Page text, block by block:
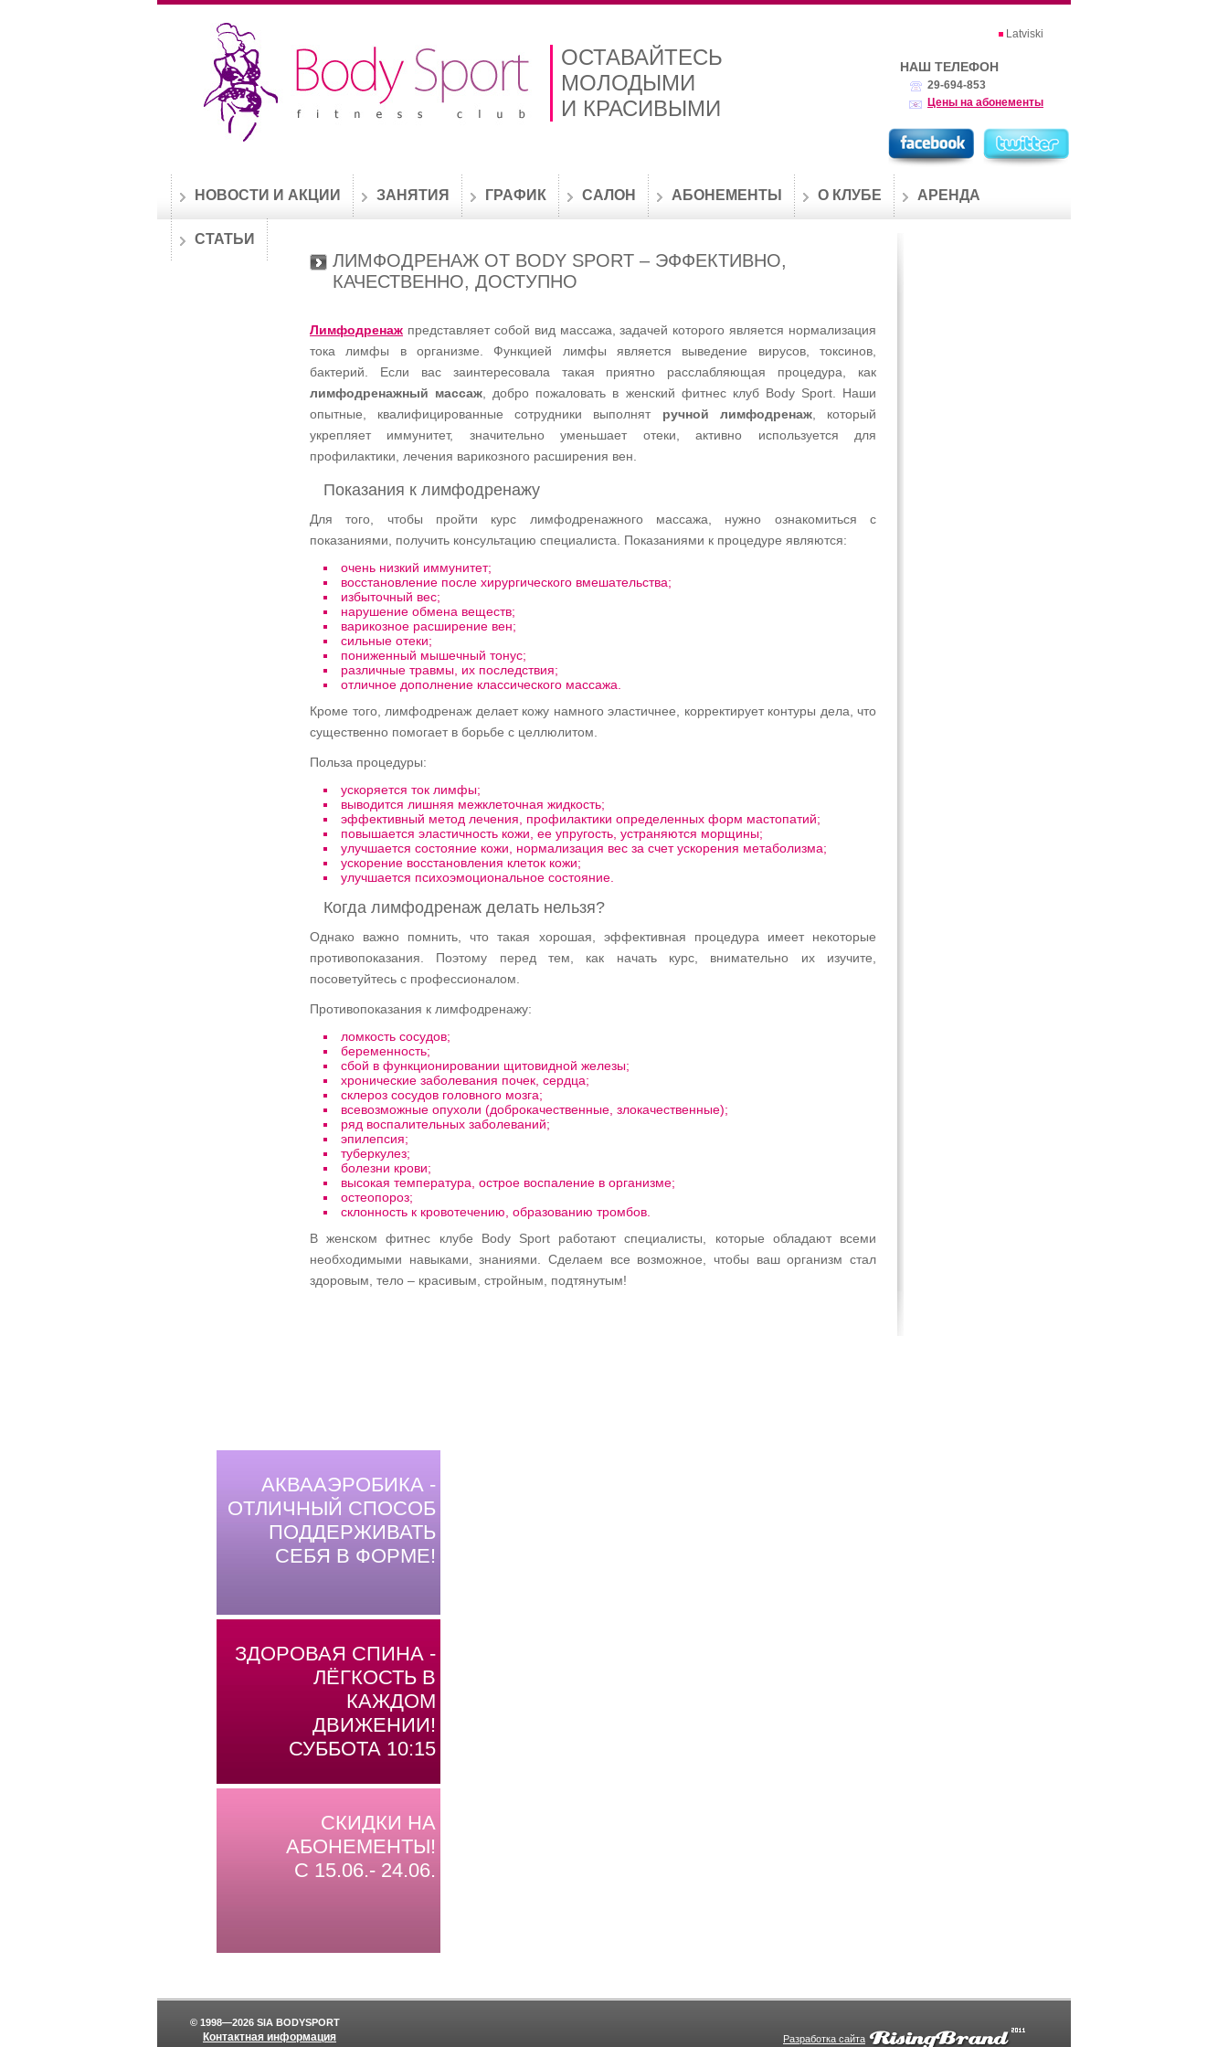
ОСТАВАЙТЕСЬ
МОЛОДЫМИ
И КРАСИВЫМИ
Latviski
НАШ ТЕЛЕФОН
29-694-853
Цены на абонементы
НОВОСТИ И АКЦИИ ЗАНЯТИЯ ГРАФИК САЛОН АБОНЕМЕНТЫ О КЛУБЕ АРЕНДА
СТАТЬИ
ЛИМФОДРЕНАЖ ОТ BODY SPORT – ЭФФЕКТИВНО,
КАЧЕСТВЕННО, ДОСТУПНО
Лимфодренаж представляет собой вид массажа, задачей которого является нормализация
тока лимфы в организме. Функцией лимфы является выведение вирусов, токсинов,
бактерий. Если вас заинтересовала такая приятно расслабляющая процедура, как
лимфодренажный массаж , добро пожаловать в женский фитнес клуб Body Sport. Наши
опытные, квалифицированные сотрудники выполнят ручной лимфодренаж, который
укрепляет иммунитет, значительно уменьшает отеки, активно используется для
профилактики, лечения варикозного расширения вен.
Показания к лимфодренажу
Для того, чтобы пройти курс лимфодренажного массажа, нужно ознакомиться с
показаниями, получить консультацию специалиста. Показаниями к процедуре являются:
очень низкий иммунитет;
восстановление после хирургического вмешательства;
избыточный вес;
нарушение обмена веществ;
варикозное расширение вен;
сильные отеки;
пониженный мышечный тонус;
различные травмы, их последствия;
отличное дополнение классического массажа.
Кроме того, лимфодренаж делает кожу намного эластичнее, корректирует контуры дела, что
существенно помогает в борьбе с целлюлитом.
Польза процедуры:
ускоряется ток лимфы;
выводится лишняя межклеточная жидкость;
эффективный метод лечения, профилактики определенных форм мастопатий;
повышается эластичность кожи, ее упругость, устраняются морщины;
улучшается состояние кожи, нормализация вес за счет ускорения метаболизма;
ускорение восстановления клеток кожи;
улучшается психоэмоциональное состояние.
Когда лимфодренаж делать нельзя?
Однако важно помнить, что такая хорошая, эффективная процедура имеет некоторые
противопоказания. Поэтому перед тем, как начать курс, внимательно их изучите,
посоветуйтесь с профессионалом.
Противопоказания к лимфодренажу:
ломкость сосудов;
беременность;
сбой в функционировании щитовидной железы;
хронические заболевания почек, сердца;
склероз сосудов головного мозга;
всевозможные опухоли (доброкачественные, злокачественные);
ряд воспалительных заболеваний;
эпилепсия;
туберкулез;
болезни крови;
высокая температура, острое воспаление в организме;
остеопороз;
склонность к кровотечению, образованию тромбов.
В женском фитнес клубе Body Sport работают специалисты, которые обладают всеми
необходимыми навыками, знаниями. Сделаем все возможное, чтобы ваш организм стал
здоровым, тело – красивым, стройным, подтянутым!
АКВААЭРОБИКА -
ОТЛИЧНЫЙ СПОСОБ
ПОДДЕРЖИВАТЬ
СЕБЯ В ФОРМЕ!
ЗДОРОВАЯ СПИНА -
ЛЁГКОСТЬ В
КАЖДОМ
ДВИЖЕНИИ!
СУББОТА 10:15
СКИДКИ НА
АБОНЕМЕНТЫ!
С 15.06.- 24.06.
Контактная информация
© 1998—2026 SIA BODYSPORT
Разработка сайта